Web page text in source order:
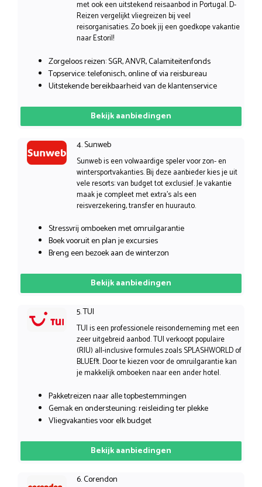
met ook een uitstekend reisaanbod in Portugal. D-
Reizen vergelijkt vliegreizen bij veel
reisorganisaties. Zo boek jij een goedkope vakantie
naar Estoril!
Zorgeloos reizen: SGR, ANVR, Calamiteitenfonds
Topservice: telefonisch, online of via reisbureau
Uitstekende bereikbaarheid van de klantenservice
Bekijk aanbiedingen
4. Sunweb
Sunweb is een volwaardige speler voor zon- en
wintersportvakanties. Bij deze aanbieder kies je uit
vele resorts: van budget tot exclusief. Je vakantie
maak je compleet met extra’s als een
reisverzekering, transfer en huurauto.
Stressvrij omboeken met omruilgarantie
Boek vooruit en plan je excursies
Breng een bezoek aan de winterzon
Bekijk aanbiedingen
5. TUI
TUI is een professionele reisonderneming met een
zeer uitgebreid aanbod. TUI verkoopt populaire
(RIU) all-inclusive formules zoals SPLASHWORLD of
BLUEf!t. Door te kiezen voor de omruilgarantie kan
je makkelijk omboeken naar een ander hotel.
Pakketreizen naar alle topbestemmingen
Gemak en ondersteuning: reisleiding ter plekke
Vliegvakanties voor elk budget
Bekijk aanbiedingen
6. Corendon